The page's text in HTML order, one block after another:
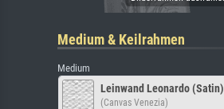
Medium & Keilrahmen
Medium
Leinwand Leonardo (Satin)
(Canvas Venezia)